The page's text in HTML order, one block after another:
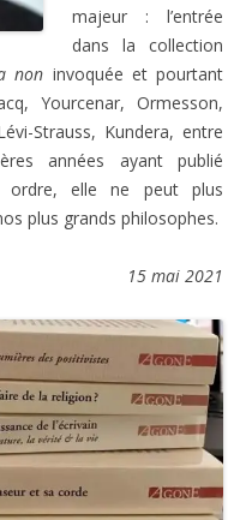
majeur : l’entrée
dans la collection
non invoquée et pourtant
Yourcenar, Ormesson,
Strauss, Kundera, entre
années ayant publié
ordre, elle ne peut plus
plus grands philosophes.
15 mai 2021